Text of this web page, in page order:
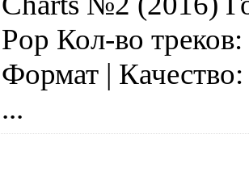
Pop Кол-во
Формат |
...